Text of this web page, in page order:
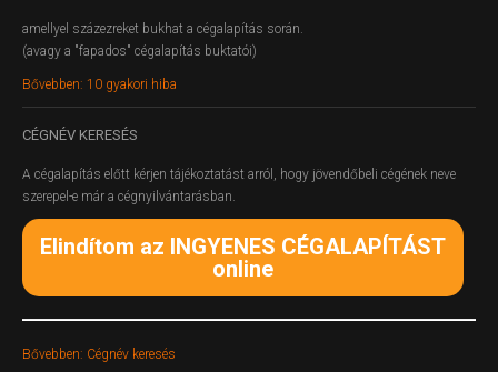
amellyel százezreket bukhat a cégalapítás során.
(avagy a "fapados" cégalapítás buktatói)
Bővebben: 10 gyakori hiba
CÉGNÉV KERESÉS
A cégalapítás előtt kérjen tájékoztatást arról, hogy jövendőbeli cégének neve
szerepel-e már a cégnyilvántarásban.
Elindítom az INGYENES CÉGALAPÍTÁST
online
Bővebben: Cégnév keresés